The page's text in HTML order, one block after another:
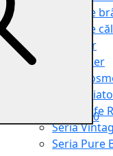
Genți de
Genți de
Shopper
Organiser
Truse
Seria
Seria Cafe
Seria
Seria Pure
0